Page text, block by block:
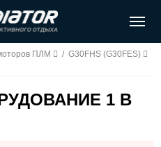
ПЛМ / G30FHS (G30FES)
1 В